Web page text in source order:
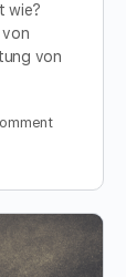
wie?
von
von